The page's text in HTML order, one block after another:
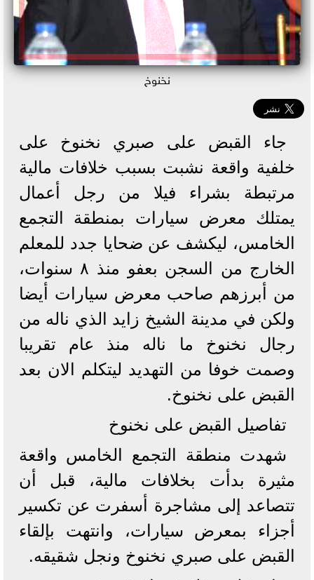
نخنوخ
جاء القبض على صبري نخنوخ على
خلفية واقعة نشبت بسبب خلافات مالية
مرتبطة بشراء فيلا من رجل أعمال
يمتلك معرض سيارات بمنطقة التجمع
الخامس، ليكشف عن ضحايا جدد للمعلم
الخارج من السجن بعفو منذ ٨ سنوات،
من أبرزهم صاحب معرض سيارات أيضا
ولكن في مدينة الشيخ زايد الذي ناله من
رجال نخنوخ ما ناله منذ عام تقريبا
وصمت خوفا من التهديد ليتكلم الان بعد
القبض على نخنوخ.
تفاصيل القبض على نخنوخ
شهدت منطقة التجمع الخامس واقعة
مثيرة بدأت بخلافات مالية، قبل أن
تتصاعد إلى مشاجرة أسفرت عن تكسير
أجزاء بمعرض سيارات، وانتهت بإلقاء
القبض على صبري نخنوخ ونجل شقيقه.